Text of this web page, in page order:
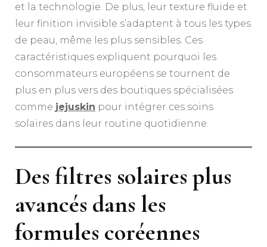
et la technologie. De plus, leur texture fluide et
leur finition invisible s’adaptent à tous les types
de peau, même les plus sensibles. Ces
caractéristiques expliquent pourquoi les
consommateurs européens se tournent de
plus en plus vers des boutiques spécialisées
comme jejuskin pour intégrer ces soins
solaires dans leur routine quotidienne.
Des filtres solaires plus
avancés dans les
formules coréennes